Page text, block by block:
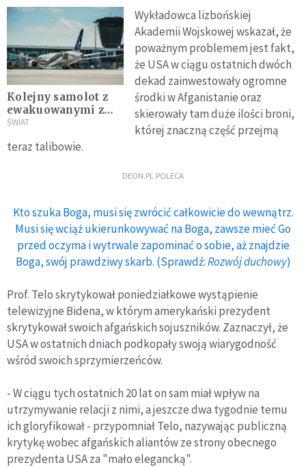
Kolejny samolot z
ewakuowanymi z
Afganistanu
ŚWIAT
Wykładowca lizbońskiej
Akademii Wojskowej wskazał, że
poważnym problemem jest fakt,
że USA w ciągu ostatnich dwóch
dekad zainwestowały ogromne
środki w Afganistanie oraz
skierowały tam duże ilości broni,
której znaczną część przejmą
teraz talibowie.
DEON.PL POLECA
Kto szuka Boga, musi się zwrócić całkowicie do wewnątrz.
Musi się wciąż ukierunkowywać na Boga, zawsze mieć Go
przed oczyma i wytrwale zapominać o sobie, aż znajdzie
Boga, swój prawdziwy skarb. (Sprawdź:Rozwój duchowy)
Prof. Telo skrytykował poniedziałkowe wystąpienie
telewizyjne Bidena, w którym amerykański prezydent
skrytykował swoich afgańskich sojuszników. Zaznaczył, że
USA w ostatnich dniach podkopały swoją wiarygodność
wśród swoich sprzymierzeńców.
- W ciągu tych ostatnich 20 lat on sam miał wpływ na
utrzymywanie relacji z nimi, a jeszcze dwa tygodnie temu
ich gloryfikował - przypomniał Telo, nazywając publiczną
krytykę wobec afgańskich aliantów ze strony obecnego
prezydenta USA za "mało elegancką".